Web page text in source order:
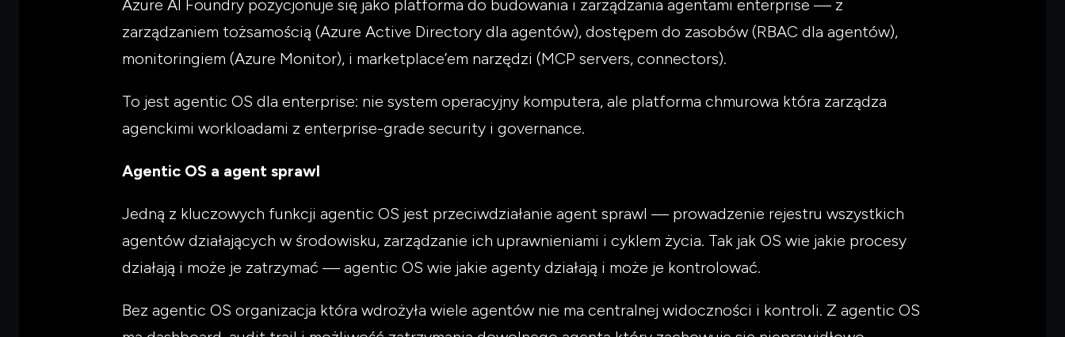
Azure AI Foundry pozycjonuje się jako platforma do budowania i zarządzania agentami enterprise — z
zarządzaniem tożsamością (Azure Active Directory dla agentów), dostępem do zasobów (RBAC dla agentów),
monitoringiem (Azure Monitor), i marketplace’em narzędzi (MCP servers, connectors).
To jest agentic OS dla enterprise: nie system operacyjny komputera, ale platforma chmurowa która zarządza
agenckimi workloadami z enterprise-grade security i governance.
Agentic OS a agent sprawl
Jedną z kluczowych funkcji agentic OS jest przeciwdziałanie agent sprawl — prowadzenie rejestru wszystkich
agentów działających w środowisku, zarządzanie ich uprawnieniami i cyklem życia. Tak jak OS wie jakie procesy
działają i może je zatrzymać — agentic OS wie jakie agenty działają i może je kontrolować.
Bez agentic OS organizacja która wdrożyła wiele agentów nie ma centralnej widoczności i kontroli. Z agentic OS